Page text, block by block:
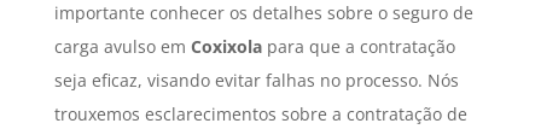
importante conhecer os detalhes sobre o seguro de
carga avulso em Coxixolapara que a contratação
seja eficaz, visando evitar falhas no processo. Nós
trouxemos esclarecimentos sobre a contratação de